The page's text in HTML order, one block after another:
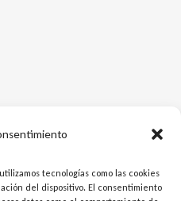
tecnologías como las cookies
del dispositivo. El consentimiento